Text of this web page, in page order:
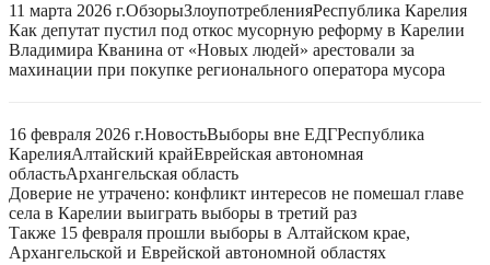
11 марта 2026 г.ОбзорыЗлоупотребленияРеспублика Карелия
Как депутат пустил под откос мусорную реформу в Карелии
Владимира Кванина от «Новых людей» арестовали за
махинации при покупке регионального оператора мусора
16 февраля 2026 г.НовостьВыборы вне ЕДГРеспублика
КарелияАлтайский крайЕврейская автономная
областьАрхангельская область
Доверие не утрачено: конфликт интересов не помешал главе
села в Карелии выиграть выборы в третий раз
Также 15 февраля прошли выборы в Алтайском крае,
Архангельской и Еврейской автономной областях